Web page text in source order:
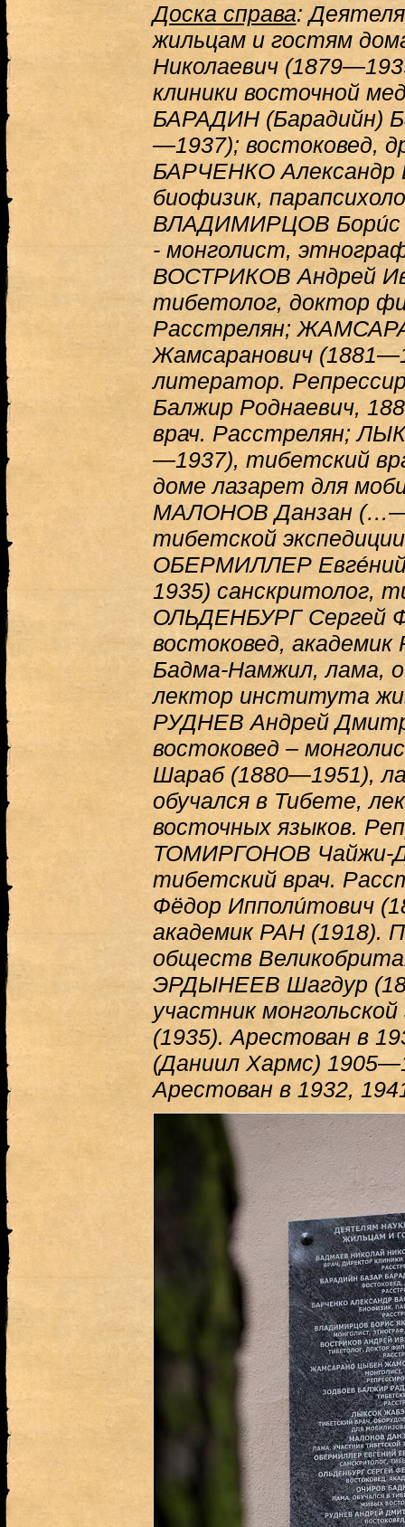
Доска справа:
жильцам и гостям
Николаевич
клиники восточной
БАРАДИН (Барадийн)
—1937); востоковед,
БАРЧЕНКО Александр
биофизик,
ВЛАДИМИРЦОВ Бори́с
- монголист,
ВОСТРИКОВ Андрей
тибетолог, доктор
Расстрелян;
Жамсаранович
литератор.
Балжир Роднаевич,
врач. Расстрелян;
—1937), тибетский
доме лазарет для
МАЛОНОВ Данзан (…—
тибетской
ОБЕРМИЛЛЕР Евге́ний
1935) санскритолог,
ОЛЬДЕНБУРГ Сергей
востоковед,
Бадма-Намжил, лама,
лектор института
РУДНЕВ Андрей
востоковед –
Шараб (1880—1951),
обучался в Тибете,
восточных языков.
ТОМИРГОНОВ Чайжи-
тибетский врач.
Фёдор Ипполи́тович
академик РАН (1918).
обществ
ЭРДЫНЕЕВ Шагдур
участник
(1935). Арестован в
(Даниил Хармс)
Арестован в 1932,